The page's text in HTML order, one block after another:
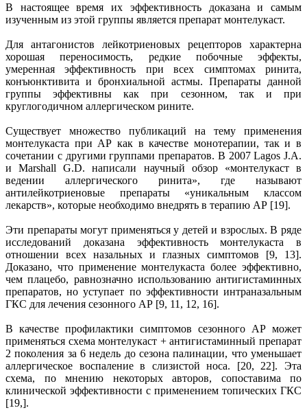
В настоящее время их эффективность доказана и самым
изученным из этой группы является препарат монтелукаст.
Для антагонистов лейкотриеновых рецепторов характерна
хорошая переносимость, редкие побочные эффекты,
умеренная эффективность при всех симптомах ринита,
конъюнктивита и бронхиальной астмы. Препараты данной
группы эффективны как при сезонном, так и при
круглогодичном аллергическом рините.
Существует множество публикаций на тему применения
монтелукаста при АР как в качестве монотерапии, так и в
сочетании с другими группами препаратов. В 2007 Lagos J.A.
и Marshall G.D. написали научный обзор «монтелукаст в
ведении аллергического ринита», где называют
антилейкотриеновые препараты «уникальным классом
лекарств», которые необходимо внедрять в терапию АР [19].
Эти препараты могут применяться у детей и взрослых. В ряде
исследований доказана эффективность монтелукаста в
отношении всех назальных и глазных симптомов [9, 13].
Доказано, что применение монтелукаста более эффективно,
чем плацебо, равнозначно использованию антигистаминных
препаратов, но уступает по эффективности интраназальным
ГКС для лечения сезонного АР [9, 11, 12, 16].
В качестве профилактики симптомов сезонного АР может
применяться схема монтелукаст + антигистаминный препарат
2 поколения за 6 недель до сезона палинации, что уменьшает
аллергическое воспаление в слизистой носа. [20, 22]. Эта
схема, по мнению некоторых авторов, сопоставима по
клинической эффективности с применением топических ГКС
[19,].